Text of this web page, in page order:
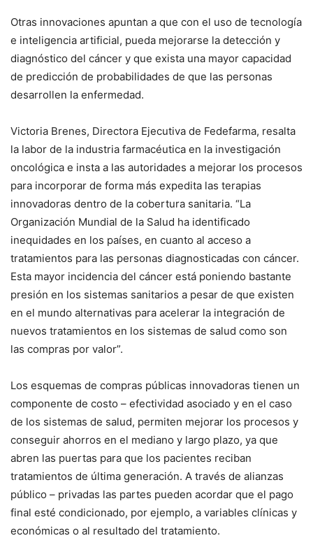
Otras innovaciones apuntan a que con el uso de tecnología
e inteligencia artificial, pueda mejorarse la detección y
diagnóstico del cáncer y que exista una mayor capacidad
de predicción de probabilidades de que las personas
desarrollen la enfermedad.
Victoria Brenes, Directora Ejecutiva de Fedefarma, resalta
la labor de la industria farmacéutica en la investigación
oncológica e insta a las autoridades a mejorar los procesos
para incorporar de forma más expedita las terapias
innovadoras dentro de la cobertura sanitaria. “La
Organización Mundial de la Salud ha identificado
inequidades en los países, en cuanto al acceso a
tratamientos para las personas diagnosticadas con cáncer.
Esta mayor incidencia del cáncer está poniendo bastante
presión en los sistemas sanitarios a pesar de que existen
en el mundo alternativas para acelerar la integración de
nuevos tratamientos en los sistemas de salud como son
las compras por valor”.
Los esquemas de compras públicas innovadoras tienen un
componente de costo – efectividad asociado y en el caso
de los sistemas de salud, permiten mejorar los procesos y
conseguir ahorros en el mediano y largo plazo, ya que
abren las puertas para que los pacientes reciban
tratamientos de última generación. A través de alianzas
público – privadas las partes pueden acordar que el pago
final esté condicionado, por ejemplo, a variables clínicas y
económicas o al resultado del tratamiento.